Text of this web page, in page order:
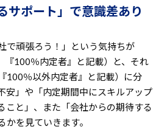
サポート」で意識差あり
で頑張ろう！」という気持ちが
『100％内定者』と記載）と、それ
100％以外内定者』と記載）に分
安」や「内定期間中にスキルアップ
こと」、また「会社からの期待する
かを見ていきます。